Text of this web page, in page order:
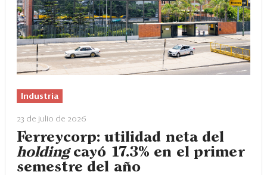
Economía y Finanzas
Legal y Política
Eventos
Blogs
Edición Impresa
Industria
23 de julio de 2026
Ferreycorp: utilidad neta del
holdingcayó 17.3% en el primer
semestre del año